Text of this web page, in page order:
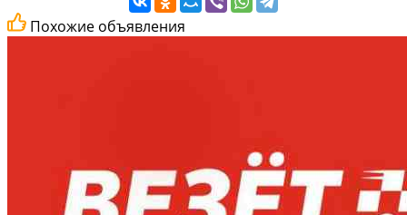
Похожие объявления